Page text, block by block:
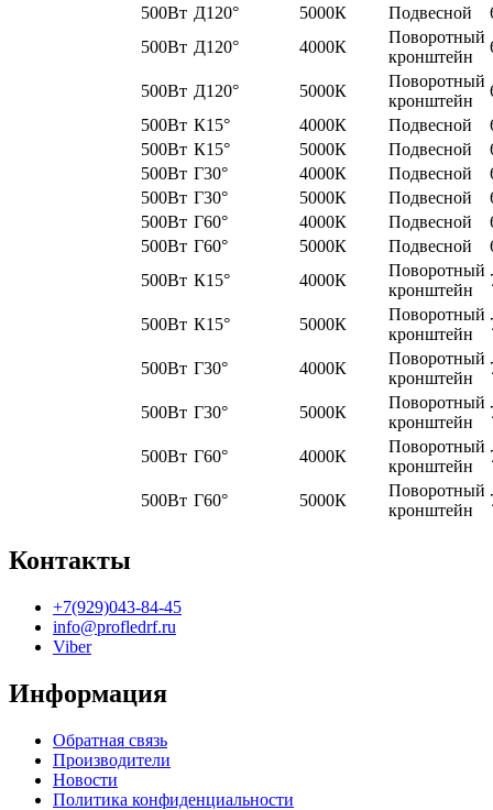
500Вт Д120° 5000К Подвесной
500Вт Д120° 4000К
Поворотный
кронштейн
500Вт Д120° 5000К
Поворотный
кронштейн
500Вт К15° 4000К Подвесной
500Вт К15° 5000К Подвесной
500Вт Г30° 4000К Подвесной
500Вт Г30° 5000К Подвесной
500Вт Г60° 4000К Подвесной
500Вт Г60° 5000К Подвесной
500Вт К15° 4000К
Поворотный
кронштейн
500Вт К15° 5000К
Поворотный
кронштейн
500Вт Г30° 4000К
Поворотный
кронштейн
500Вт Г30° 5000К
Поворотный
кронштейн
500Вт Г60° 4000К
Поворотный
кронштейн
500Вт Г60° 5000К
Поворотный
кронштейн
Контакты
+7(929)043-84-45
info@profledrf.ru
Viber
Информация
Обратная связь
Производители
Новости
Политика конфиденциальности